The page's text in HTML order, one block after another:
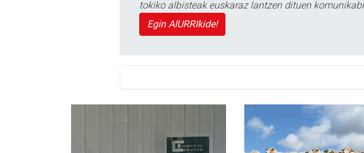
tokiko albisteak euskaraz lantzen dituen
Egin AIURRIkide!